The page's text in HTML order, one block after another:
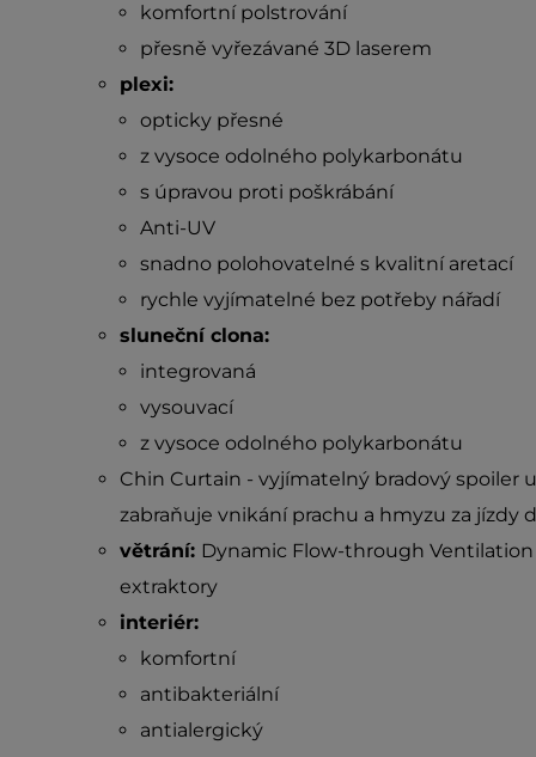
komfortní polstrování
přesně vyřezávané 3D laserem
plexi:
opticky přesné
z vysoce odolného polykarbonátu
s úpravou proti poškrábání
Anti-UV
snadno polohovatelné s kvalitní aretací
rychle vyjímatelné bez potřeby nářadí
sluneční clona:
integrovaná
vysouvací
z vysoce odolného polykarbonátu
Chin Curtain - vyjímatelný bradový spoiler
zabraňuje vnikání prachu a hmyzu za jízdy
větrání: Dynamic Flow-­through
extraktory
interiér:
komfortní
antibakteriální
antialergický